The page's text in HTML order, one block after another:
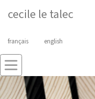
cecile le talec
français english